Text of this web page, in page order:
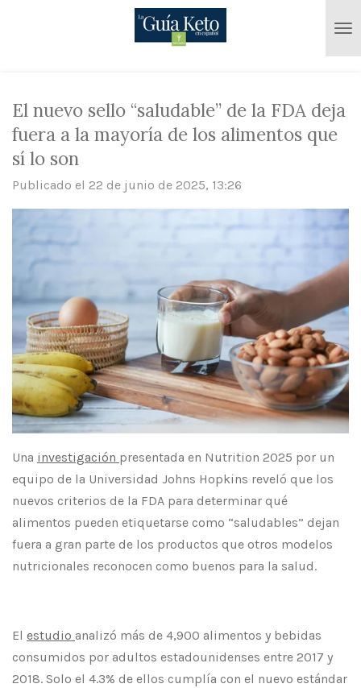
El nuevo sello “saludable” de la FDA deja
fuera a la mayoría de los alimentos que
sí lo son
Publicado el 22 de junio de 2025, 13:26
Una investigación presentada en Nutrition 2025 por un
equipo de la Universidad Johns Hopkins reveló que los
nuevos criterios de la FDA para determinar qué
alimentos pueden etiquetarse como “saludables” dejan
fuera a gran parte de los productos que otros modelos
nutricionales reconocen como buenos para la salud.
El estudio analizó más de 4,900 alimentos y bebidas
consumidos por adultos estadounidenses entre 2017 y
2018. Solo el 4.3% de ellos cumplía con el nuevo estándar